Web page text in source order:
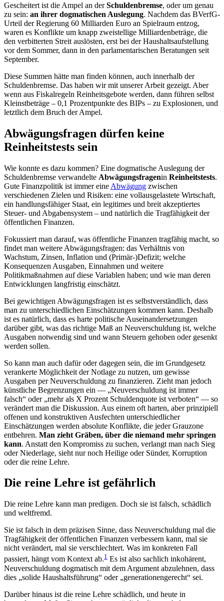
Gescheitert ist die Ampel an derSchuldenbremse, oder um genau
zu sein: an ihrer dogmatischen Auslegung. Nachdem das BVerfG-
Urteil der Regierung 60 Milliarden Euro an Spielraum entzog,
waren es Konflikte um knapp zweistellige Milliardenbeträge, die
den verbitterten Streit auslösten, erst bei der Haushaltsaufstellung
vor dem Sommer, dann in den parlamentarischen Beratungen seit
September.
Diese Summen hätte man finden können, auch innerhalb der
Schuldenbremse. Das haben wir mit unserer Arbeit gezeigt. Aber
wenn aus Fiskalregeln Reinheitsgebote werden, dann führen selbst
Kleinstbeträge – 0,1 Prozentpunkte des BIPs – zu Explosionen, und
letztlich dem Bruch der Ampel.
Abwägungsfragen dürfen keine
Reinheitstests sein
Wie konnte es dazu kommen? Eine dogmatische Auslegung der
Schuldenbremse verwandelte Abwägungsfragenin Reinheitstests.
Gute Finanzpolitik ist immer eine Abwägung zwischen
verschiedenen Zielen und Risiken: eine vollausgelastete Wirtschaft,
ein handlungsfähiger Staat, ein legitimes und breit akzeptiertes
Steuer- und Abgabensystem – und natürlich die Tragfähigkeit der
öffentlichen Finanzen.
Fokussiert man darauf, was öffentliche Finanzen tragfähig macht, so
findet man weitere Abwägungsfragen: das Verhältnis von
Wachstum, Zinsen, Inflation und (Primär-)Defizit; welche
Konsequenzen Ausgaben, Einnahmen und weitere
Politikmaßnahmen auf diese Variablen haben; und wie man deren
Entwicklungen langfristig einschätzt.
Bei gewichtigen Abwägungsfragen ist es selbstverständlich, dass
man zu unterschiedlichen Einschätzungen kommen kann. Deshalb
ist es natürlich, dass es harte politische Auseinandersetzungen
darüber gibt, was das richtige Maß an Neuverschuldung ist, welche
Ausgaben notwendig sind und wann Steuern gehoben oder gesenkt
werden sollen.
So kann man auch dafür oder dagegen sein, die im Grundgesetz
verankerte Möglichkeit der Notlage zu nutzen, um gewisse
Ausgaben per Neuverschuldung zu finanzieren. Zieht man jedoch
künstliche Begrenzungen ein — „Neuverschuldung ist immer
falsch“ oder „mehr als X Prozent Schuldenquote ist verboten“ — so
verändert man die Diskussion. Aus einem oft harten, aber prinzipiell
offenen und konstruktiven Ausfechten unterschiedlicher
Einschätzungen werden absolute Konflikte, die jeder Grauzone
entbehren. Man zieht Gräben, über die niemand mehr springen
kann. Anstatt den Kompromiss zu suchen, verlangt man nach Sieg
oder Niederlage, sieht nur noch Heilige oder Sünder, Korruption
oder die reine Lehre.
Die reine Lehre ist gefährlich
Die reine Lehre kann man predigen. Doch sie ist falsch, schädlich
und weltfremd.
Sie ist falsch in dem präzisen Sinne, dass Neuverschuldung mal die
Tragfähigkeit der öffentlichen Finanzen verbessern kann, mal sie
nicht verändert, mal sie verschlechtert. Was im konkreten Fall
passiert, hängt vom Kontext ab.1 Es ist also sachlich inkohärent,
Neuverschuldung dogmatisch mit dem Argument abzulehnen, dass
dies „solide Haushaltsführung“ oder „generationengerecht“ sei.
Darüber hinaus ist die reine Lehre schädlich, und heute in